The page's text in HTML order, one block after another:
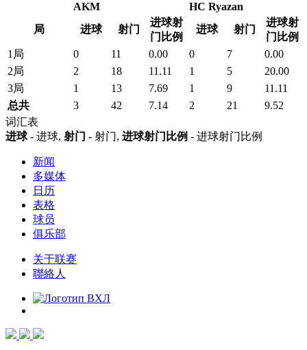
AKM
HC Ryazan
局
进球 射门
进球射
门比例
进球 射门
进球射
门比例
1局
0 11 0.00 0 7
0.00
2局
2 18 11.11 1 5
20.00
3局
1 13 7.69 1 9
11.11
总共
3 42 7.14 2 21
9.52
词汇表
进球- 进球, 射门 - 射门, 进球射门比例 - 进球射门比例
新闻
多媒体
日历
表格
球员
俱乐部
关于联赛
聯絡人